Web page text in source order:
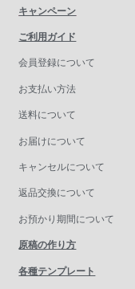
キャンペーン
ご利用ガイド
会員登録について
お支払い方法
送料について
お届けについて
キャンセルについて
返品交換について
お預かり期間について
原稿の作り方
各種テンプレート